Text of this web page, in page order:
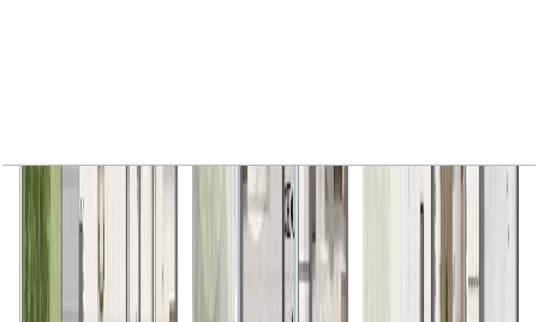
Avena, Semi Detached Villa, 4BR, Orchid-A,
3708 SQFT
باز کردن چیدمان